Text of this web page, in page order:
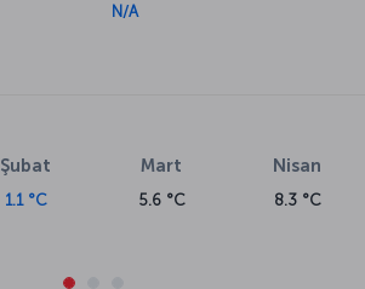
N/A
Şubat
1.1 °C
Mart
5.6 °C
Nisan
8.3 °C